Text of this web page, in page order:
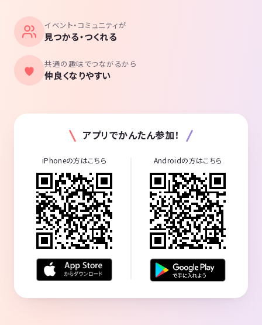
イベント・コミュニティが
見つかる・つくれる
共通の趣味でつながるから
仲良くなりやすい
アプリでかんたん参加！
iPhoneの方はこちら Androidの方はこちら